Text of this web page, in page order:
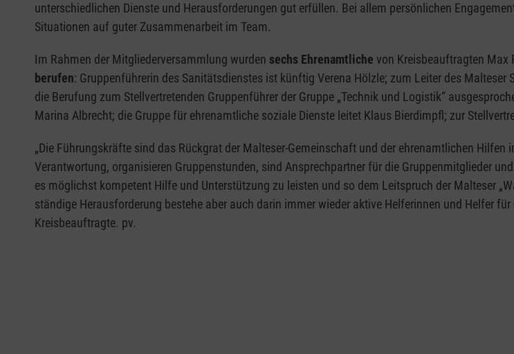
unterschiedlichen Dienste und Herausforderungen gut erfüllen. Bei allem persönlichen
Situationen auf guter Zusammenarbeit im Team.
Im Rahmen der Mitgliederversammlung wurden sechs Ehrenamtliche von Kreisbeauftragten Max
berufen: Gruppenführerin des Sanitätsdienstes ist künftig Verena Hölzle; zum Leiter des
die Berufung zum Stellvertretenden Gruppenführer der Gruppe „Technik und Logistik“
Marina Albrecht; die Gruppe für ehrenamtliche soziale Dienste leitet Klaus Bierdimpfl; zur
„Die Führungskräfte sind das Rückgrat der Malteser-Gemeinschaft und der ehrenamtlichen Hilfen
Verantwortung, organisieren Gruppenstunden, sind Ansprechpartner für die Gruppenmitglieder
es möglichst kompetent Hilfe und Unterstützung zu leisten und so dem Leitspruch der Malteser
ständige Herausforderung bestehe aber auch darin immer wieder aktive Helferinnen und Helfer
Kreisbeauftragte. pv.